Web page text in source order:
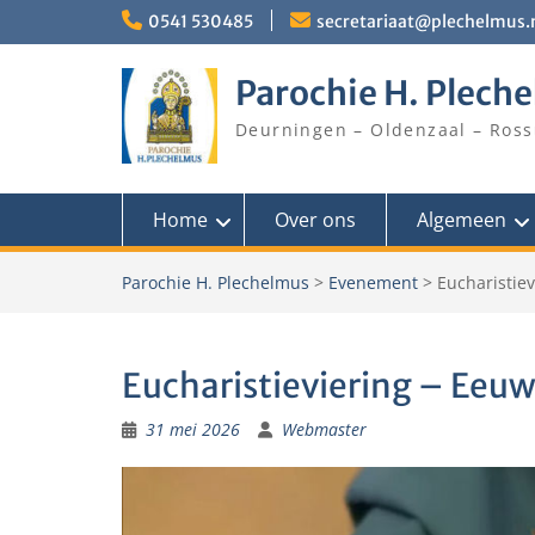
0541 530485
Parochie H.
Deurningen – Oldenzaal –
Home Over ons Algemeen
Parochie H. Plechelmus > Evenement >
Eucharistieviering –
31 mei 2026 Webmaster